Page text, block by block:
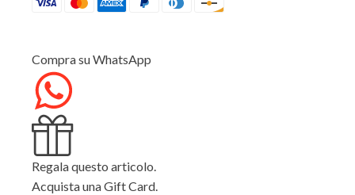
C
Compra su WhatsApp
Regala questo articolo.
Acquista una Gift Card.